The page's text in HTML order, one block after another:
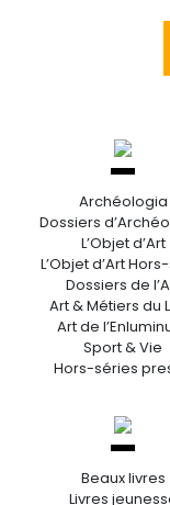
Archéologia
Dossiers
L’Objet d’Art
L’Objet d’Art
Dossiers de
Art & Métiers du
Art de
Sport & Vie
Hors-séries
Beaux livres
Livres